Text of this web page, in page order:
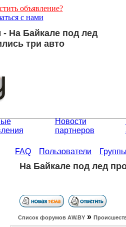
объявление?
с нами
На Байкале под лед
три авто
Новости
партнеров
FAQ Пользователи
На Байкале под лед
Список форумов АW.BY »